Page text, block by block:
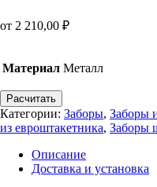
от 2 210,00 ₽
Материал Металл
Расчитать
Категории: Заборы, Заборы
из евроштакетника, Заборы
Описание
Доставка и установка